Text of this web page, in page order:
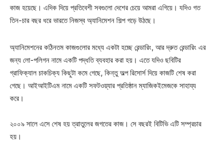
About
Subscription Plans
My account
কাজ হয়েছে। এদিক দিয়ে প্রতিবেশী সবগুলো দেশের চেয়ে আমরা এগিয়ে। যদিও গত
তিন-চার বছর ধরে ভারতে নিজস্ব অ্যানিমেশন শিল্প গড়ে উঠছে।
অ্যানিমেশনের কঠিনতম কাজগুলোর মধ্যে একটা হচ্ছে রেন্ডারিং, আর দ্রুত রেন্ডারিং এর
জন্য লো-পলিগন নামে একটি পদ্ধতি ব্যবহার করা হয়। এতে যদিও ছবিটির
গ্রাফিক্যাল চাকচিক্য কিছুটা কমে গেছে, কিন্তু অল্প রিসোর্স দিয়ে কাজটি শেষ করা
গেছে। আইআইটিএম নামে একটি সফটওয়্যার প্রতিষ্ঠান ম্যাজিকইমেজকে সাহায্য
করে।
২০০৯ সালে এসে শেষ হয় ত্রাতুলের জগতের কাজ। সে বছরই বিটিভি এটি সম্প্রচার
হয়।